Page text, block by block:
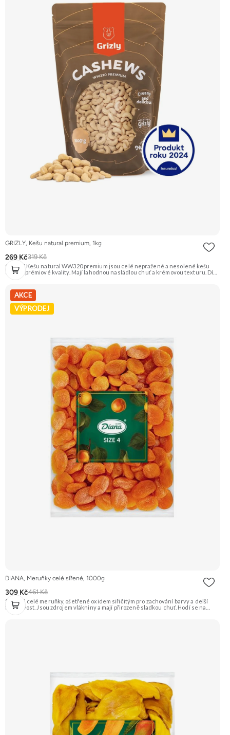
GRIZLY, Kešu natural premium, 1kg
269 Kč319 Kč
GRIZLY Kešu natural WW320 premium jsou celé nepražené a nesolené kešu
ořechy prémiové kvality. Mají lahodnou nasládlou chuť a krémovou texturu. Díky
Zengana, Kešu WW320, Natural Prémiová kvalita Výhodná cena Vyzkoušet
AKCE
VÝPRODEJ
DIANA, Meruňky celé sířené, 1000g
309 Kč461 Kč
Sušené celé meruňky, ošetřené oxidem siřičitým pro zachování barvy a delší
trvanlivost. Jsou zdrojem vlákniny a mají přirozeně sladkou chuť. Hodí se na